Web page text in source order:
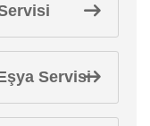
Servisi